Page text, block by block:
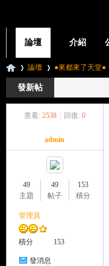
論壇 介紹
論壇
›
●來都來了天堂●
發新帖
查看: 2538 回復: 0
admin
49
主題
49
帖子
153
積分
管理員
積分 153
發消息